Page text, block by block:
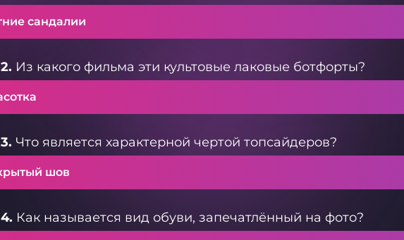
сандалии
Из какого фильма эти культовые лаковые ботфорты?
Что является характерной чертой топсайдеров?
шов
Как называется вид обуви, запечатлённый на фото?